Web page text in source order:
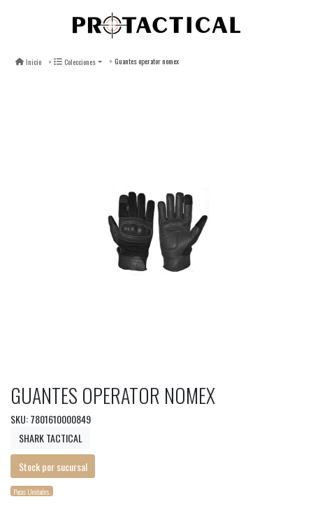
Inicio Colecciones Guantes operator nomex
GUANTES OPERATOR NOMEX
SKU: 7801610000849
SHARK TACTICAL
Stock por sucursal
Pocas Unidades.